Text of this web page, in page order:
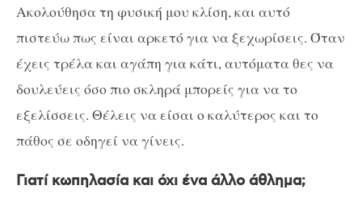
Ακολούθησα τη φυσική μου κλίση, και αυτό
πιστεύω πως είναι αρκετό για να ξεχωρίσεις. Όταν
έχεις τρέλα και αγάπη για κάτι, αυτόματα θες να
δουλεύεις όσο πιο σκληρά μπορείς για να το
εξελίσσεις. Θέλεις να είσαι ο καλύτερος και το
πάθος σε οδηγεί να γίνεις.
Γιατί κωπηλασία και όχι ένα άλλο άθλημα;